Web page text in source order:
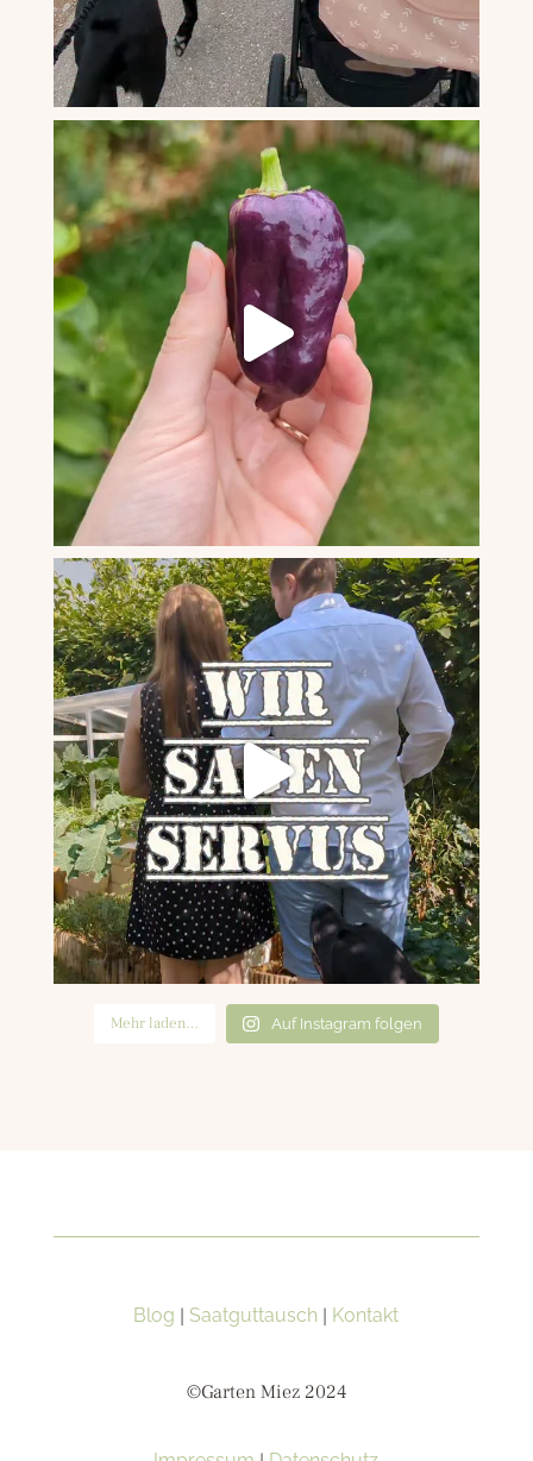
Mehr laden… Auf Instagram folgen
Blog | Saatguttausch | Kontakt
©Garten Miez 2024